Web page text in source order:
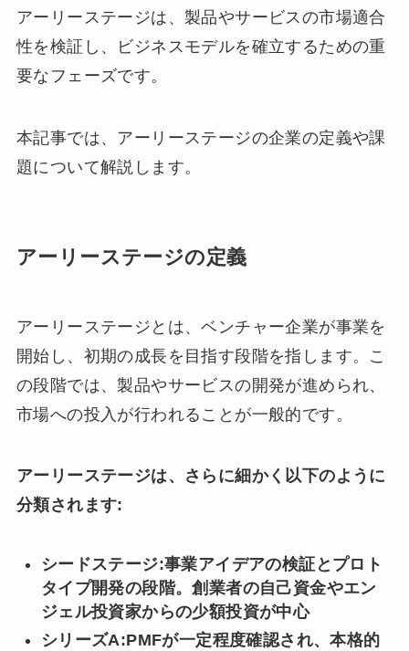
アーリーステージは、製品やサービスの市場適合
性を検証し、ビジネスモデルを確立するための重
要なフェーズです。
本記事では、アーリーステージの企業の定義や課
題について解説します。
アーリーステージの定義
アーリーステージとは、ベンチャー企業が事業を
開始し、初期の成長を目指す段階を指します。こ
の段階では、製品やサービスの開発が進められ、
市場への投入が行われることが一般的です。
アーリーステージは、さらに細かく以下のように
分類されます:
シードステージ:事業アイデアの検証とプロト
タイプ開発の段階。創業者の自己資金やエン
ジェル投資家からの少額投資が中心
シリーズA:PMFが一定程度確認され、本格的